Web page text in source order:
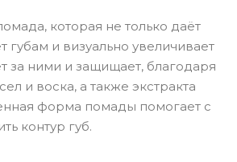
которая не только даёт
и визуально увеличивает
за ними и защищает, благодаря
и воска, а также экстракта
форма помады помогает с
контур губ.